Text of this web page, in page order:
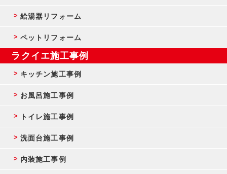
給湯器リフォーム
ペットリフォーム
ラクイエ施工事例
キッチン施工事例
お風呂施工事例
トイレ施工事例
洗面台施工事例
内装施工事例